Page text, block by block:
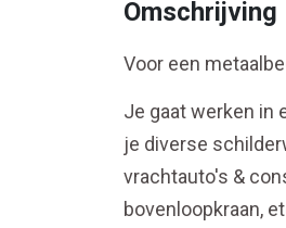
Omschrijving
Voor een
Je gaat werken in
je diverse
vrachtauto's &
bovenloopkraan,